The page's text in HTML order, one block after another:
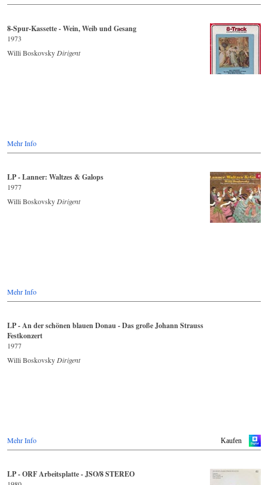
8-Spur-Kassette - Wein, Weib und Gesang
1973
Willi Boskovsky Dirigent
Mehr Info
LP - Lanner: Waltzes & Galops
1977
Willi Boskovsky Dirigent
Mehr Info
LP - An der schönen blauen Donau - Das große Johann Strauss
Festkonzert
1977
Willi Boskovsky Dirigent
Kaufen
Mehr Info
LP - ORF Arbeitsplatte - JSO/8 STEREO